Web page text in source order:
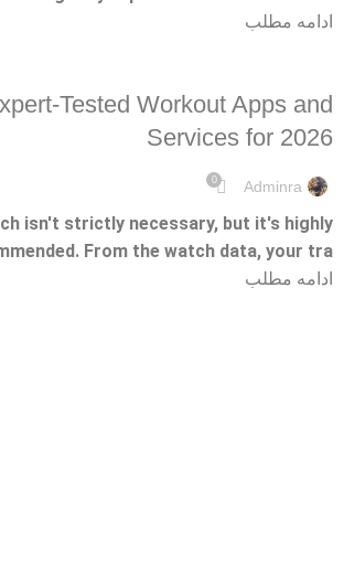
ادامه مطلب
Tested Workout Apps and
Services for 2026
Adminra
0
isn't strictly necessary, but it's highly
From the watch data, your tra...
ادامه مطلب